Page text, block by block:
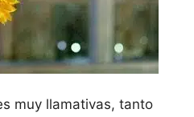
muy llamativas, tanto